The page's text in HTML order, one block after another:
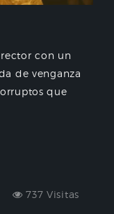
con un
de venganza
que
737 Visitas